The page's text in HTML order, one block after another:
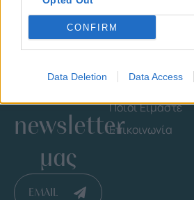
CONFIRM
Data Deletion Data Access
Εγγράψου
newsletter
μας
EMAIL
Εταιρεία
Shop By Brand
Ποιοι Είμαστε
Επικοινωνία